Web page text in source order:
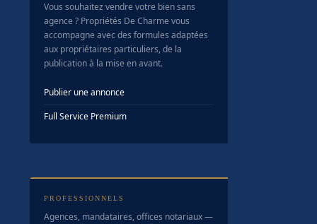
Vous souhaitez vendre votre bien sans
agence ? Propriétés De Charme vous
accompagne avec des formules adaptées
aux propriétaires particuliers, de la
publication à la mise en avant.
Publier une annonce
Full Service Premium
PROFESSIONNELS
Agences, mandataires, offices notariaux —